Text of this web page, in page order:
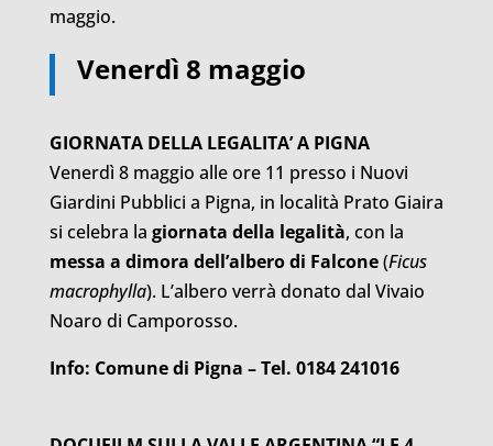
maggio.
Venerdì 8 maggio
GIORNATA DELLA LEGALITA’ A PIGNA
Venerdì 8 maggio alle ore 11 presso i Nuovi
Giardini Pubblici a Pigna, in località Prato Giaira
si celebra la giornata della legalità, con la
messa a dimora dell’albero di Falcone(Ficus
macrophylla). L’albero verrà donato dal Vivaio
Noaro di Camporosso.
Info: Comune di Pigna – Tel. 0184 241016